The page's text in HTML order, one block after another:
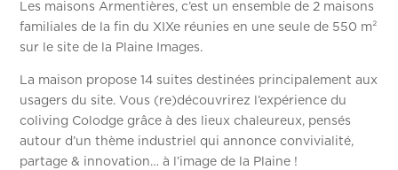
Les maisons Armentières, c’est un ensemble de 2 maisons
familiales de la fin du XIXe réunies en une seule de 550 m²
sur le site de la Plaine Images.
La maison propose 14 suites destinées principalement aux
usagers du site. Vous (re)découvrirez l’expérience du
coliving Colodge grâce à des lieux chaleureux, pensés
autour d’un thème industriel qui annonce convivialité,
partage & innovation… à l’image de la Plaine !